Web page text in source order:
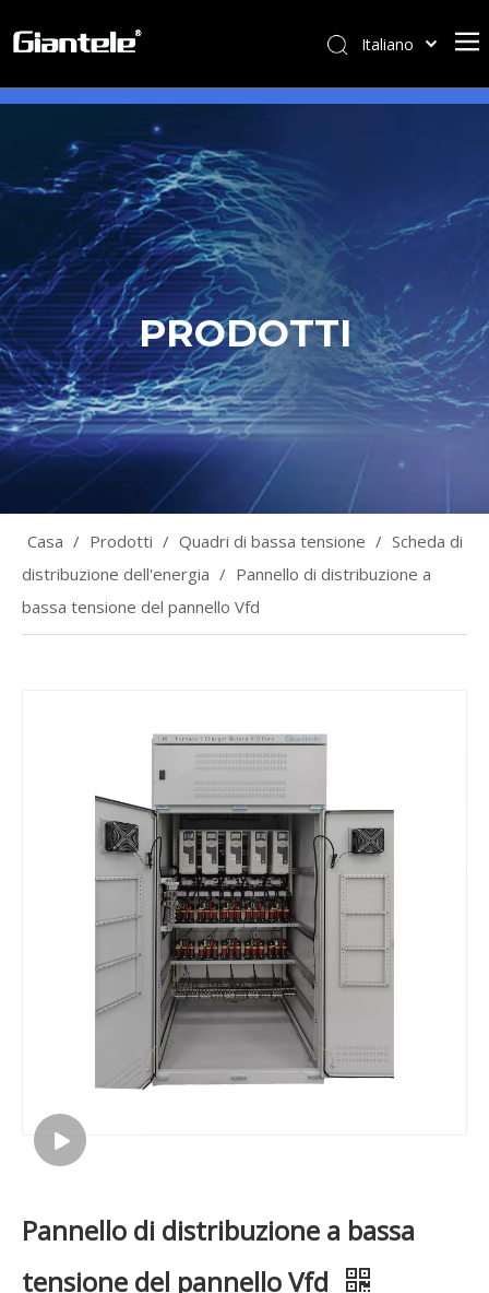
Italiano
ไทย
Pусский
العربية
简体中文
English
PRODOTTI
Casa / Prodotti / Quadri di bassa tensione / Scheda di
distribuzione dell'energia / Pannello di distribuzione a
bassa tensione del pannello Vfd
Pannello di distribuzione a bassa
tensione del pannello Vfd